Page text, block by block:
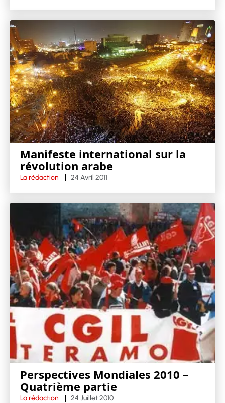
Manifeste international sur la
révolution arabe
La rédaction 24 Avril 2011
Perspectives Mondiales 2010 –
Quatrième partie
La rédaction 24 Juillet 2010